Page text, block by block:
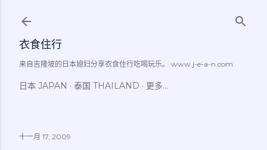
衣食住行
来自吉隆坡的日本媳妇分享衣食住行吃喝玩乐。 www.j-e-a-n.com
日本 JAPAN 泰国 THAILAND 更多…
十一月 17, 2009